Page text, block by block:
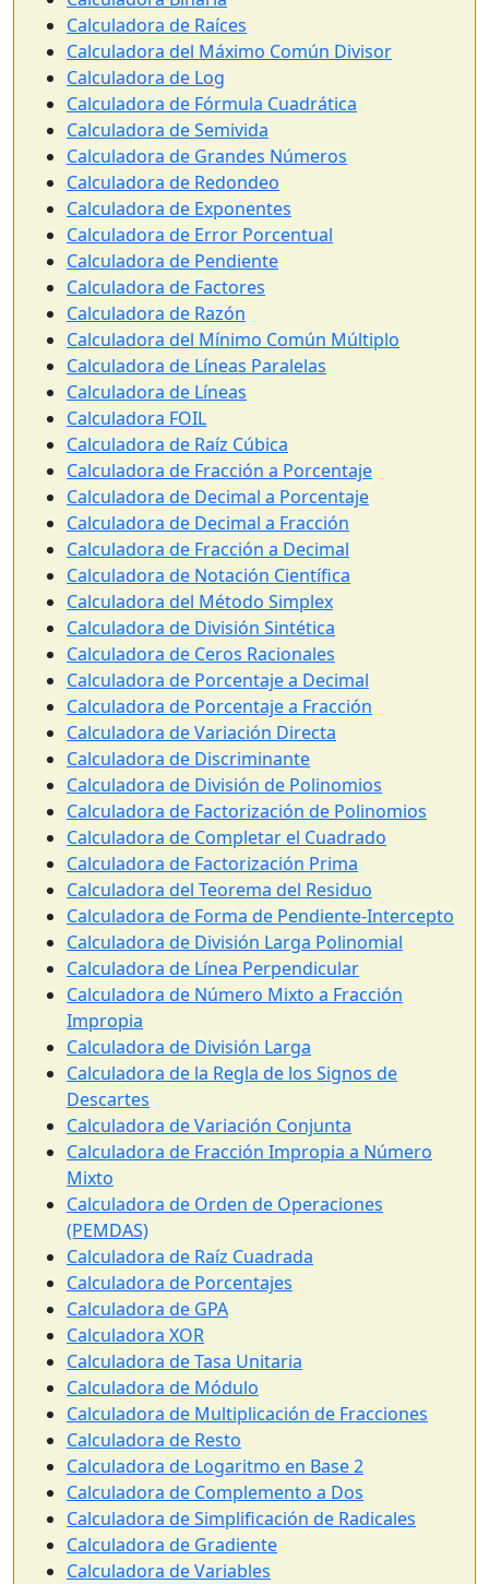
Calculadora de Raíces
Calculadora del Máximo Común Divisor
Calculadora de Log
Calculadora de Fórmula Cuadrática
Calculadora de Semivida
Calculadora de Grandes Números
Calculadora de Redondeo
Calculadora de Exponentes
Calculadora de Error Porcentual
Calculadora de Pendiente
Calculadora de Factores
Calculadora de Razón
Calculadora del Mínimo Común Múltiplo
Calculadora de Líneas Paralelas
Calculadora de Líneas
Calculadora FOIL
Calculadora de Raíz Cúbica
Calculadora de Fracción a Porcentaje
Calculadora de Decimal a Porcentaje
Calculadora de Decimal a Fracción
Calculadora de Fracción a Decimal
Calculadora de Notación Científica
Calculadora del Método Simplex
Calculadora de División Sintética
Calculadora de Ceros Racionales
Calculadora de Porcentaje a Decimal
Calculadora de Porcentaje a Fracción
Calculadora de Variación Directa
Calculadora de Discriminante
Calculadora de División de Polinomios
Calculadora de Factorización de Polinomios
Calculadora de Completar el Cuadrado
Calculadora de Factorización Prima
Calculadora del Teorema del Residuo
Calculadora de Forma de Pendiente-Intercepto
Calculadora de División Larga Polinomial
Calculadora de Línea Perpendicular
Calculadora de Número Mixto a Fracción
Impropia
Calculadora de División Larga
Calculadora de la Regla de los Signos de
Descartes
Calculadora de Variación Conjunta
Calculadora de Fracción Impropia a Número
Mixto
Calculadora de Orden de Operaciones
(PEMDAS)
Calculadora de Raíz Cuadrada
Calculadora de Porcentajes
Calculadora de GPA
Calculadora XOR
Calculadora de Tasa Unitaria
Calculadora de Módulo
Calculadora de Multiplicación de Fracciones
Calculadora de Resto
Calculadora de Logaritmo en Base 2
Calculadora de Complemento a Dos
Calculadora de Simplificación de Radicales
Calculadora de Gradiente
Calculadora de Variables